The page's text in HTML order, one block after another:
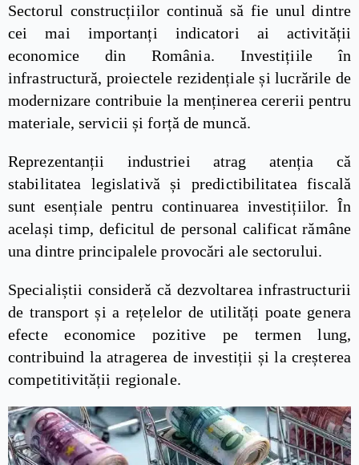
Sectorul construcțiilor continuă să fie unul dintre
cei mai importanți indicatori ai activității
economice din România. Investițiile în
infrastructură, proiectele rezidențiale și lucrările de
modernizare contribuie la menținerea cererii pentru
materiale, servicii și forță de muncă.
Reprezentanții industriei atrag atenția că
stabilitatea legislativă și predictibilitatea fiscală
sunt esențiale pentru continuarea investițiilor. În
același timp, deficitul de personal calificat rămâne
una dintre principalele provocări ale sectorului.
Specialiștii consideră că dezvoltarea infrastructurii
de transport și a rețelelor de utilități poate genera
efecte economice pozitive pe termen lung,
contribuind la atragerea de investiții și la creșterea
competitivității regionale.